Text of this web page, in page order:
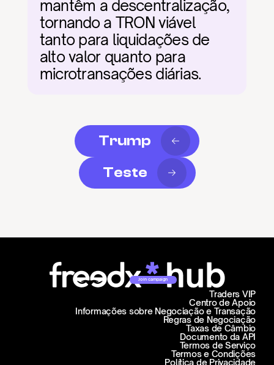
mantêm a descentralização,
tornando a TRON viável
tanto para liquidações de
alto valor quanto para
microtransações diárias.
Trump
Teste
Join campaign
Centro de Apoio
Informações sobre Negociação e Transação
Traders VIP
Regras de Negociação
Taxas de Câmbio
Documento da API
Termos de Serviço
Termos e Condições
Política de Privacidade